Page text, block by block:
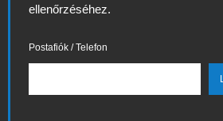
ellenőrzéséhez.
Postafiók / Telefon